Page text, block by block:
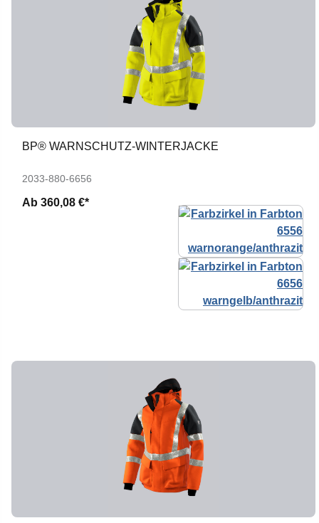
BP® WARNSCHUTZ-WINTERJACKE
2033-880-6656
Ab 360,08 €*